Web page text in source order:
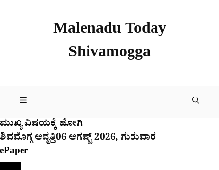
Malenadu Today
Shivamogga
Menu
ಮುಖ್ಯ ವಿಷಯಕ್ಕೆ ಹೋಗಿ
ಶಿವಮೊಗ್ಗ ಆವೃತ್ತಿ06 ಆಗಷ್ಟ್ 2026, ಗುರುವಾರ
ePaper